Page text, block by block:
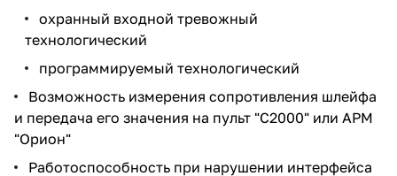
охранный входной тревожный
технологический
программируемый технологический
Возможность измерения сопротивления шлейфа
и передача его значения на пульт "С2000" или АРМ
"Орион"
Работоспособность при нарушении интерфейса